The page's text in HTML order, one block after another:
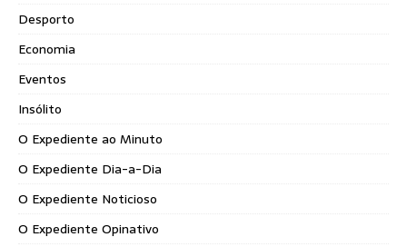
Desporto
Economia
Eventos
Insólito
O Expediente ao Minuto
O Expediente Dia-a-Dia
O Expediente Noticioso
O Expediente Opinativo